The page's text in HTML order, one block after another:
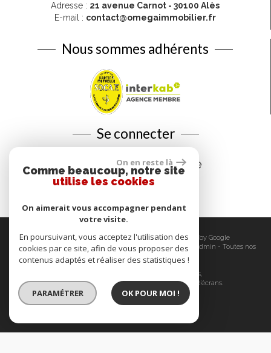
Adresse : 21 avenue Carnot - 30100 Alès
E-mail : contact@omegaimmobilier.fr
Nous sommes adhérents
Se connecter
Espace propriétaire
© 2026 | Tous droits réservés | Traduction powered by Google
Plan du site-Mentions légales- Nos honoraires-Liens Admin - Toutes nos
annonces
-Politique RGPD
Site internet compatible multi-supports,
un seul site adaptable à tous les types d'écrans.
On en reste là
Comme beaucoup, notre site
utilise les cookies
On aimerait vous accompagner pendant
votre visite.
En poursuivant, vous acceptez l'utilisation des
cookies par ce site, afin de vous proposer des
contenus adaptés et réaliser des statistiques !
PARAMÉTRER OK POUR MOI !